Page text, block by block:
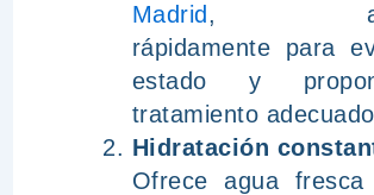
Madrid ,
rápidamente para
estado y
tratamiento
Hidratación
Ofrece agua